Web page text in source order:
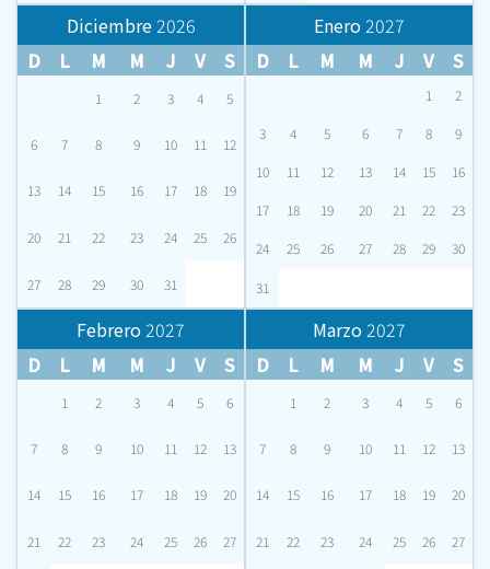
Diciembre2026
D
L M M J V S
1 2 3 4 5
6 7 8 9 10 11 12
13 14 15 16 17 18 19
20 21 22 23 24 25 26
27 28 29 30 31
Enero2027
D
L M M J V S
1 2
3 4 5 6 7 8 9
10 11 12 13 14 15 16
17 18 19 20 21 22 23
24 25 26 27 28 29 30
31
Febrero2027
D
L M M J V S
1 2 3 4 5 6
7 8 9 10 11 12 13
14 15 16 17 18 19 20
21 22 23 24 25 26 27
Marzo2027
D
L M M J V S
1 2 3 4 5 6
7 8 9 10 11 12 13
14 15 16 17 18 19 20
21 22 23 24 25 26 27